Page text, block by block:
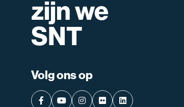
zijn we
SNT
Volg ons op